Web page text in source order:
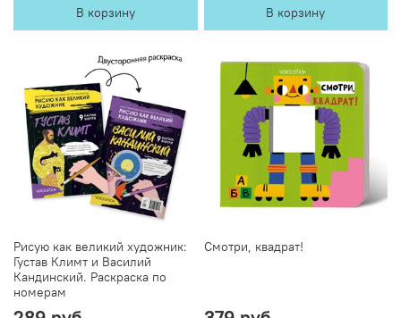
В корзину В корзину
Рисую как великий художник:
Густав Климт и Василий
Кандинский. Раскраска по
номерам
Смотри, квадрат!